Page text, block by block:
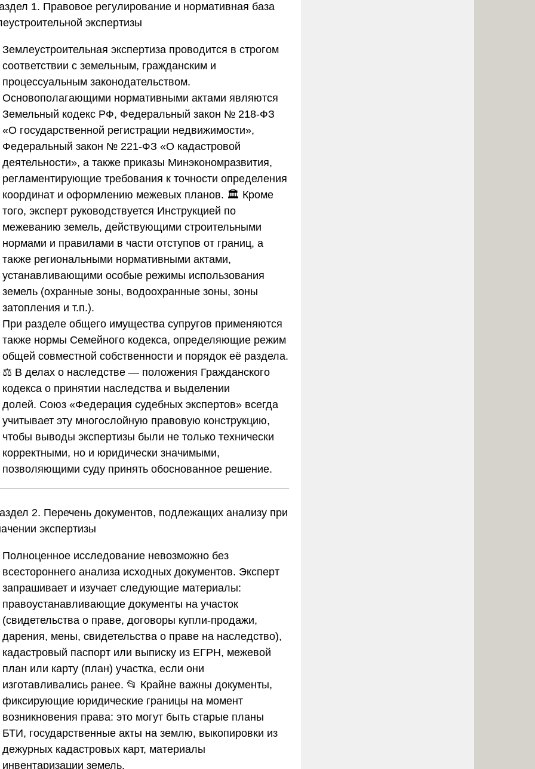
1. Правовое регулирование и нормативная база
экспертизы
Землеустроительная экспертиза проводится в строгом
соответствии с земельным, гражданским и
процессуальным законодательством.
Основополагающими нормативными актами являются
Земельный кодекс РФ, Федеральный закон № 218-ФЗ
«О государственной регистрации недвижимости»,
Федеральный закон № 221-ФЗ «О кадастровой
деятельности», а также приказы Минэкономразвития,
регламентирующие требования к точности определения
координат и оформлению межевых планов. 🏛️ Кроме
того, эксперт руководствуется Инструкцией по
межеванию земель, действующими строительными
нормами и правилами в части отступов от границ, а
также региональными нормативными актами,
устанавливающими особые режимы использования
земель (охранные зоны, водоохранные зоны, зоны
затопления и т.п.).
При разделе общего имущества супругов применяются
также нормы Семейного кодекса, определяющие режим
общей совместной собственности и порядок её раздела.
⚖️ В делах о наследстве — положения Гражданского
кодекса о принятии наследства и выделении
долей. Союз «Федерация судебных экспертов» всегда
учитывает эту многослойную правовую конструкцию,
чтобы выводы экспертизы были не только технически
корректными, но и юридически значимыми,
позволяющими суду принять обоснованное решение.
2. Перечень документов, подлежащих анализу при
экспертизы
Полноценное исследование невозможно без
всестороннего анализа исходных документов. Эксперт
запрашивает и изучает следующие материалы:
правоустанавливающие документы на участок
(свидетельства о праве, договоры купли-продажи,
дарения, мены, свидетельства о праве на наследство),
кадастровый паспорт или выписку из ЕГРН, межевой
план или карту (план) участка, если они
изготавливались ранее. 📂 Крайне важны документы,
фиксирующие юридические границы на момент
возникновения права: это могут быть старые планы
БТИ, государственные акты на землю, выкопировки из
дежурных кадастровых карт, материалы
инвентаризации земель.